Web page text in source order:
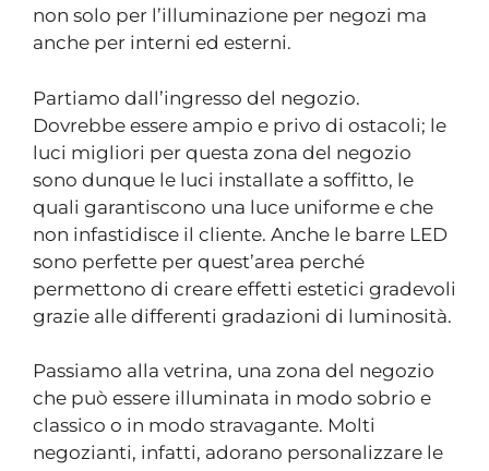
non solo per l’illuminazione per negozi ma
anche per interni ed esterni.
Partiamo dall’ingresso del negozio.
Dovrebbe essere ampio e privo di ostacoli; le
luci migliori per questa zona del negozio
sono dunque le luci installate a soffitto, le
quali garantiscono una luce uniforme e che
non infastidisce il cliente. Anche le barre LED
sono perfette per quest’area perché
permettono di creare effetti estetici gradevoli
grazie alle differenti gradazioni di luminosità.
Passiamo alla vetrina, una zona del negozio
che può essere illuminata in modo sobrio e
classico o in modo stravagante. Molti
negozianti, infatti, adorano personalizzare le